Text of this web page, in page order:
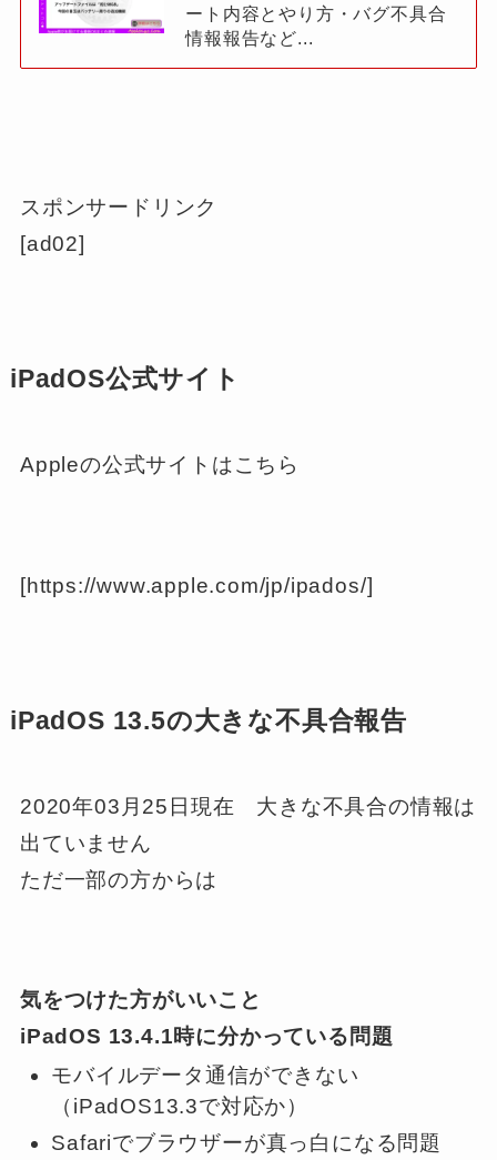
ート内容とやり方・バグ不具合
情報報告など...
スポンサードリンク
[ad02]
iPadOS公式サイト
Appleの公式サイトはこちら
[https://www.apple.com/jp/ipados/]
iPadOS 13.5の大きな不具合報告
2020年03月25日現在 大きな不具合の情報は
出ていません
ただ一部の方からは
気をつけた方がいいこと
iPadOS 13.4.1時に分かっている問題
モバイルデータ通信ができない
（ iPadOS13.3で対応か）
Safariでブラウザーが真っ白になる問題